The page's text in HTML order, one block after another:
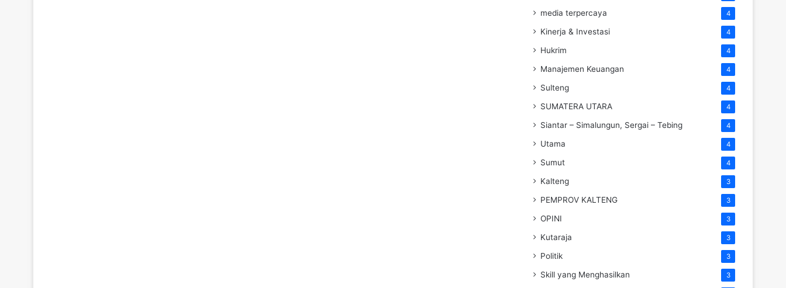
media terpercaya 4
Kinerja & Investasi 4
Hukrim 4
Manajemen Keuangan 4
Sulteng 4
SUMATERA UTARA 4
Siantar – Simalungun, Sergai – Tebing 4
Utama 4
Sumut 4
Kalteng 3
PEMPROV KALTENG 3
OPINI 3
Kutaraja 3
Politik 3
Skill yang Menghasilkan 3